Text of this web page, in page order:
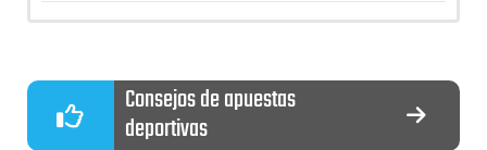
Consejos de apuestas
deportivas